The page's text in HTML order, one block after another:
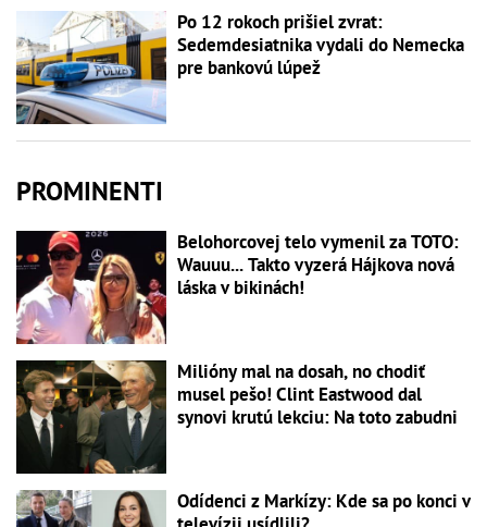
Po 12 rokoch prišiel zvrat:
Sedemdesiatnika vydali do Nemecka
pre bankovú lúpež
PROMINENTI
Belohorcovej telo vymenil za TOTO:
Wauuu... Takto vyzerá Hájkova nová
láska v bikinách!
Milióny mal na dosah, no chodiť
musel pešo! Clint Eastwood dal
synovi krutú lekciu: Na toto zabudni
Odídenci z Markízy: Kde sa po konci v